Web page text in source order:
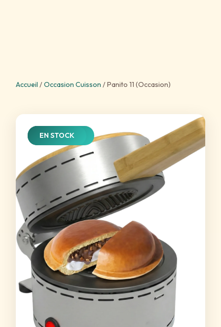
Accueil /Occasion Cuisson /Panito 11 (Occasion)
⚡ OCCASION
EN STOCK